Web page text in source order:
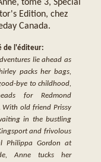
tome 3, Special
Edition, chez
Canada.
de l'éditeur:
lie ahead as
packs her bags,
bye to childhood,
for Redmond
With old friend Prissy
in the bustling
and frivolous
Philippa Gordon at
Anne tucks her